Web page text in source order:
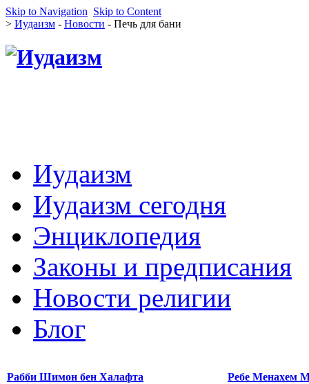
Skip to Navigation Skip to Content
> Иудаизм - Новости - Печь для бани
Иудаизм
Иудаизм сегодня
Энциклопедия
Законы и предписания
Новости религии
Блог
Рабби Шимон бен Халафта Ребе Менахем